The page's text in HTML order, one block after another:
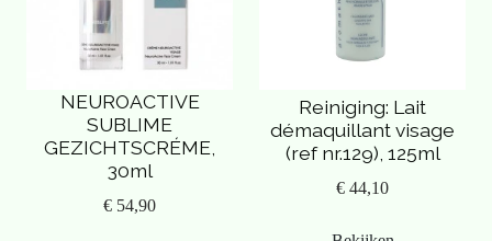
NEUROACTIVE
SUBLIME
GEZICHTSCRÉME,
30ml
€ 54,90
Reiniging: Lait
démaquillant visage
(ref nr.129), 125ml
€ 44,10